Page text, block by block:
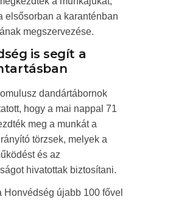
elsősorban a karanténban
megszervezése.
is segít a
dandártábornok
hogy a mai nappal 71
meg a munkát a
törzsek, melyek a
és az
hivatottak biztosítani.
Honvédség újabb 100 fővel